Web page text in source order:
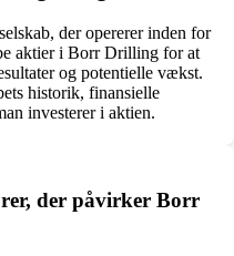
der opererer inden for
aktier i Borr Drilling for at
og potentielle vækst.
historik, finansielle
investerer i aktien.
der påvirker Borr